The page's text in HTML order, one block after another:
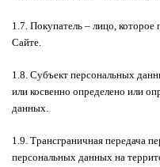
1.7. Покупатель – лицо, которое
Сайте.
1.8. Субъект персональных
или косвенно определено или
данных.
1.9. Трансграничная передача
персональных данных на